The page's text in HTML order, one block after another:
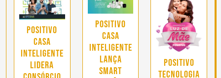
Positivo
Casa
Inteligente
lidera
Positivo
Casa
Inteligente
lança
smart
Positivo
Tecnologia